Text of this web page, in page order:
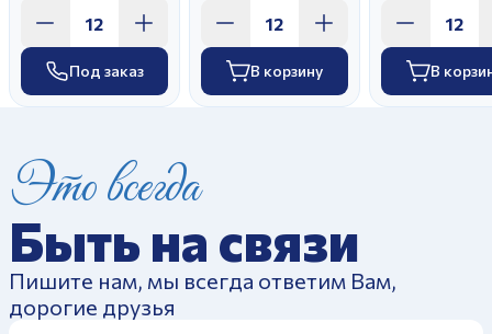
Под заказ В корзину В
Это всегда
Быть на связи
Пишите нам, мы всегда ответим Вам,
дорогие друзья